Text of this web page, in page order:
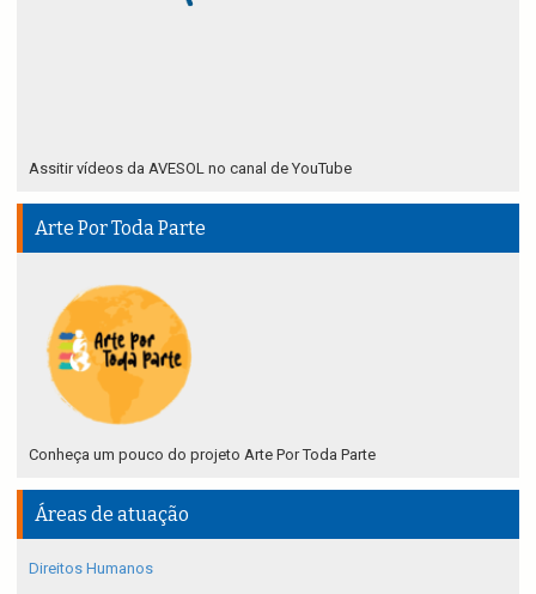
Assitir vídeos da AVESOL no canal de YouTube
Arte Por Toda Parte
Conheça um pouco do projeto Arte Por Toda Parte
Áreas de atuação
Direitos Humanos